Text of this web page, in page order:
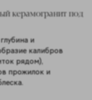
керамогранит под
и
калибров
рядом),
прожилок и